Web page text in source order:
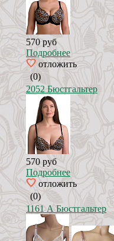
570 руб
Подробнее
отложить
(0)
2052 Бюстгальтер
570 руб
Подробнее
отложить
(0)
1161 А Бюстгальтер